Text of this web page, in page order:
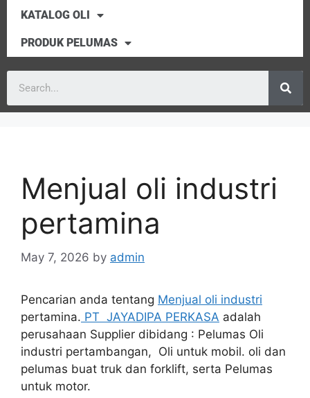
KATALOG OLI
PRODUK PELUMAS
Menjual oli industri
pertamina
May 7, 2026 by admin
Pencarian anda tentang Menjual oli industri
pertamina. PT JAYADIPA PERKASA adalah
perusahaan Supplier dibidang : Pelumas Oli
industri pertambangan, Oli untuk mobil. oli dan
pelumas buat truk dan forklift, serta Pelumas
untuk motor.